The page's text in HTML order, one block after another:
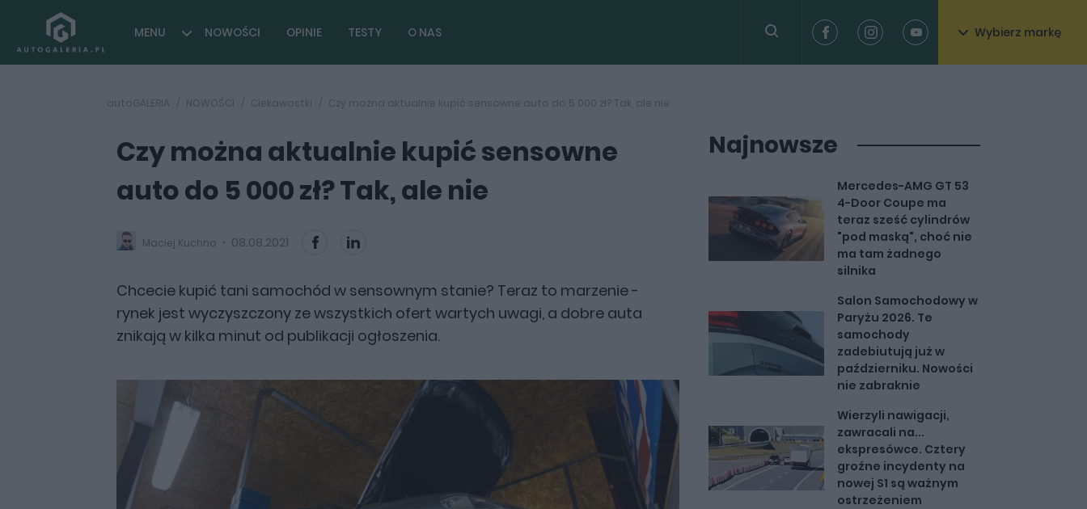
MENU NOWOŚCI OPINIE TESTY O NAS Wybierz markę
autoGALERIA NOWOŚCI Ciekawostki Czy można aktualnie kupić sensowne auto do 5 000 zł? Tak, ale nie
Czy można aktualnie kupić sensowne
auto do 5 000 zł? Tak, ale nie
Maciej Kuchno 08.08.2021
Chcecie kupić tani samochód w sensownym stanie? Teraz to marzenie -
rynek jest wyczyszczony ze wszystkich ofert wartych uwagi, a dobre auta
znikają w kilka minut od publikacji ogłoszenia.
Najnowsze
Mercedes-AMG GT 53
4-Door Coupe ma
teraz sześć cylindrów
"pod maską", choć nie
ma tam żadnego
silnika
Salon Samochodowy w
Paryżu 2026. Te
samochody
zadebiutują już w
październiku. Nowości
nie zabraknie
Wierzyli nawigacji,
zawracali na...
ekspresówce. Cztery
groźne incydenty na
nowej S1 są ważnym
ostrzeżeniem